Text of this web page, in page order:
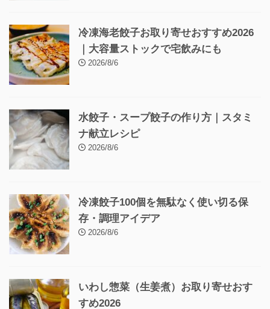
冷凍海老餃子お取り寄せおすすめ2026
｜大容量ストックで宅飲みにも
2026/8/6
水餃子・スープ餃子の作り方｜スタミ
ナ献立レシピ
2026/8/6
冷凍餃子100個を無駄なく使い切る保
存・調理アイデア
2026/8/6
いわし惣菜（生姜煮）お取り寄せおす
すめ2026